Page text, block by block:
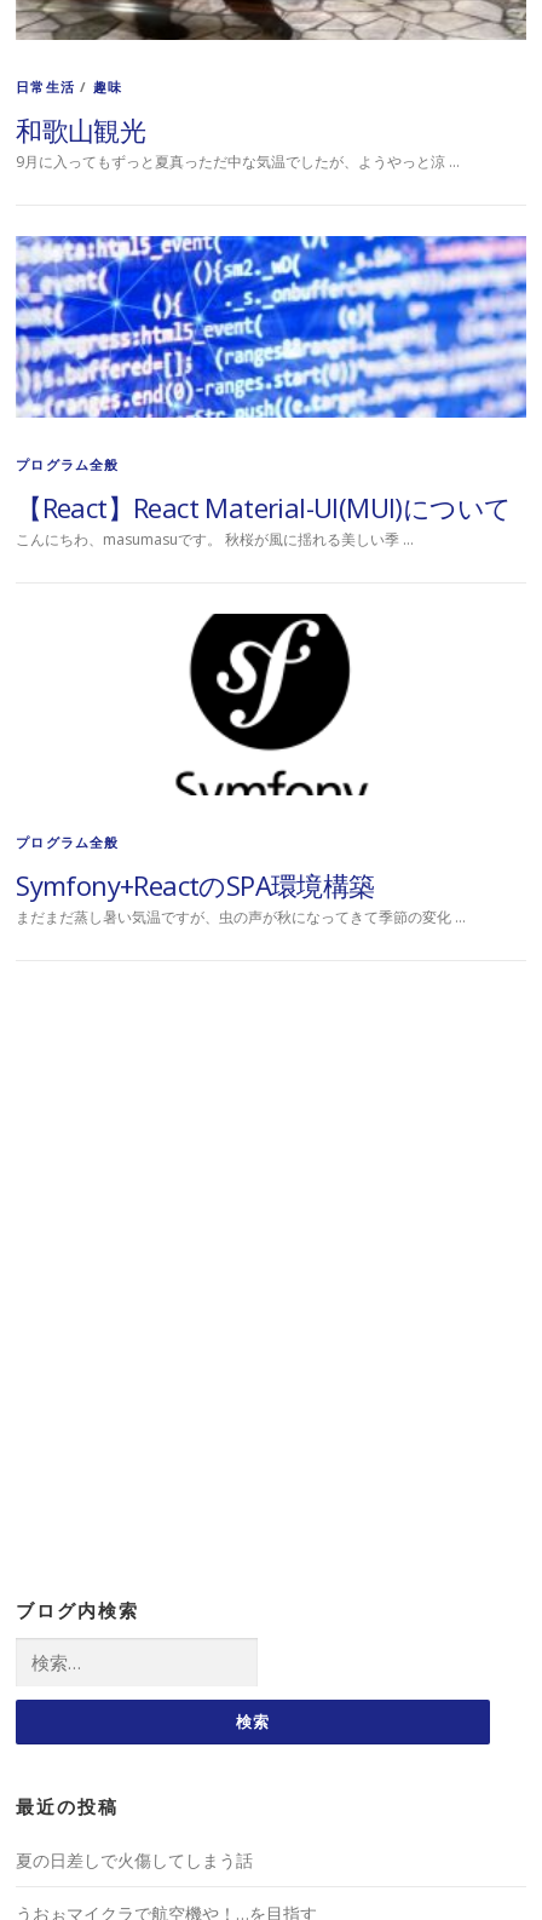
日常生活 / 趣味
和歌山観光
9月に入ってもずっと夏真っただ中な気温でしたが、ようやっと涼 …
プログラム全般
【React】React Material-UI(MUI)について
こんにちわ、masumasuです。 秋桜が風に揺れる美しい季 …
プログラム全般
Symfony+ReactのSPA環境構築
まだまだ蒸し暑い気温ですが、虫の声が秋になってきて季節の変化 …
ブログ内検索
索:
最近の投稿
夏の日差しで火傷してしまう話
うおぉマイクラで航空機や！…を目指す